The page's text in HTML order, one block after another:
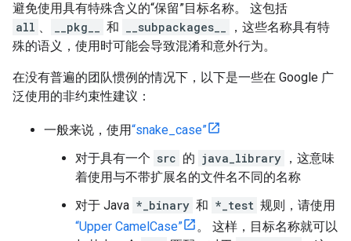
避免使用具有特殊含义的“保留”目标名称。 这包括
all 、 __pkg__ 和 __subpackages__
，这些名称具有特
殊的语义，使用时可能会导致混淆和意外行为。
在没有普遍的团队惯例的情况下，以下是一些在 Google 广
泛使用的非约束性建议：
一般来说，使用“snake_case”
对于具有一个 src 的 java_library ，这意味
着使用与不带扩展名的文件名不同的名称
对于 Java *_binary 和 *_test 规则，请使用
“Upper CamelCase”
。 这样，目标名称就可以